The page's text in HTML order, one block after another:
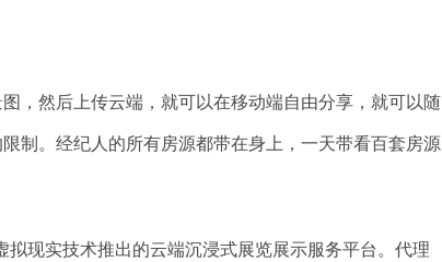
，然后上传云端，就可以在移动端自由分享，就可以随
制。经纪人的所有房源都带在身上，一天带看百套房源
现实技术推出的云端沉浸式展览展示服务平台。代理